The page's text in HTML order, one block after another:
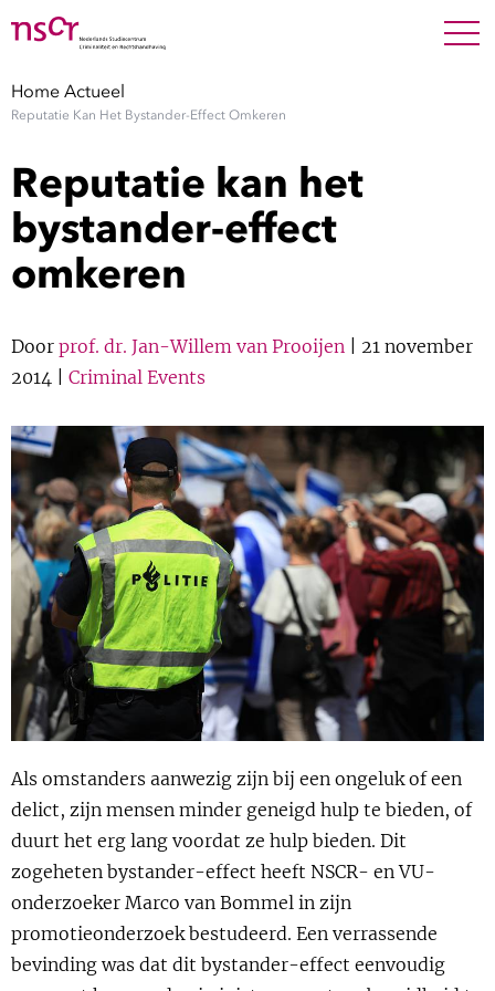
Medewerkers
Factsheets
Contact Show
Uitgelicht Show
Cursus Show
BLOG
Podcast
Home Actueel
Reputatie Kan Het Bystander-Effect Omkeren
Reputatie kan het
bystander-effect
omkeren
Door prof. dr. Jan-Willem van Prooijen | 21 november
2014 | Criminal Events
Als omstanders aanwezig zijn bij een ongeluk of een
delict, zijn mensen minder geneigd hulp te bieden, of
duurt het erg lang voordat ze hulp bieden. Dit
zogeheten bystander-effect heeft NSCR- en VU-
onderzoeker Marco van Bommel in zijn
promotieonderzoek bestudeerd. Een verrassende
bevinding was dat dit bystander-effect eenvoudig